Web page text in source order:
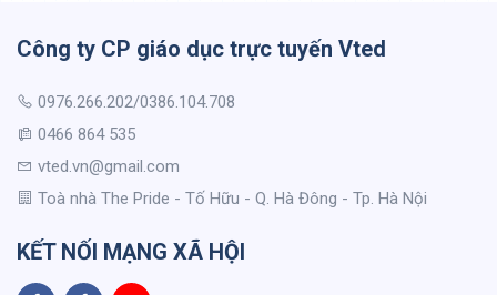
Công ty CP giáo dục trực tuyến Vted
0976.266.202/0386.104.708
0466 864 535
vted.vn@gmail.com
Toà nhà The Pride - Tố Hữu - Q. Hà Đông - Tp. Hà Nội
KẾT NỐI MẠNG XÃ HỘI